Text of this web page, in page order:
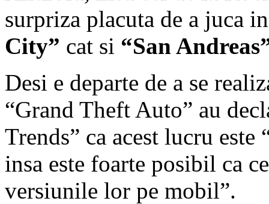
surpriza placuta de a juca
City” cat si “San
Desi e departe de a se
“Grand Theft Auto” au
Trends” ca acest lucru
insa este foarte posibil ca
versiunile lor pe mobil”.